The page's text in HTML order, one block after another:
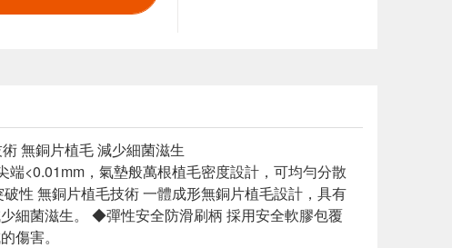
無銅片植毛 減少細菌滋生
<0.01mm，氣墊般萬根植毛密度設計，可均勻分散
性 無銅片植毛技術 一體成形無銅片植毛設計，具有
細菌滋生。 ◆彈性安全防滑刷柄 採用安全軟膠包覆
傷害。